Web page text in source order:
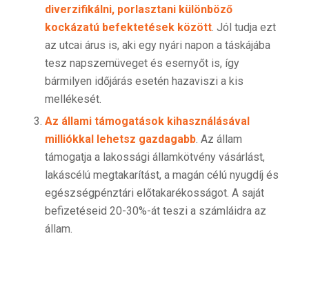
diverzifikálni, porlasztani különböző
kockázatú befektetések között. Jól tudja ezt
az utcai árus is, aki egy nyári napon a táskájába
tesz napszemüveget és esernyőt is, így
bármilyen időjárás esetén hazaviszi a kis
mellékesét.
Az állami támogatások kihasználásával
milliókkal lehetsz gazdagabb. Az állam
támogatja a lakossági államkötvény vásárlást,
lakáscélú megtakarítást, a magán célú nyugdíj és
egészségpénztári előtakarékosságot. A saját
befizetéseid 20-30%-át teszi a számláidra az
állam.